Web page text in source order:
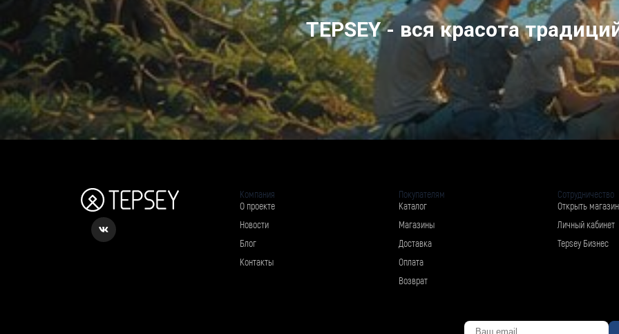
TEPSEY - вся красота
Компания
О проекте
Новости
Блог
Контакты
Покупателям
Каталог
Магазины
Доставка
Оплата
Возврат
Сотрудничество
Открыть магазин
Личный кабинет
Tepsey Бизнес